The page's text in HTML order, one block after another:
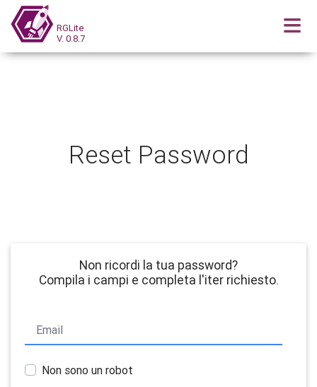
RGLite
V. 0.8.7
Reset Password
Non ricordi la tua password?
Compila i campi e completa l'iter richiesto.
Non sono un robot